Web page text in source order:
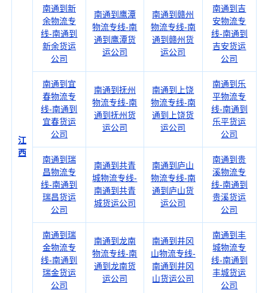
江
西
南通到新
余物流专
线-南通到
新余货运
公司
南通到鹰潭
物流专线-南
通到鹰潭货
运公司
南通到赣州
物流专线-南
通到赣州货
运公司
南通到吉
安物流专
线-南通到
吉安货运
公司
南通到宜
春物流专
线-南通到
宜春货运
公司
南通到抚州
物流专线-南
通到抚州货
运公司
南通到上饶
物流专线-南
通到上饶货
运公司
南通到乐
平物流专
线-南通到
乐平货运
公司
南通到瑞
昌物流专
线-南通到
瑞昌货运
公司
南通到共青
城物流专线-
南通到共青
城货运公司
南通到庐山
物流专线-南
通到庐山货
运公司
南通到贵
溪物流专
线-南通到
贵溪货运
公司
南通到瑞
金物流专
线-南通到
瑞金货运
公司
南通到龙南
物流专线-南
通到龙南货
运公司
南通到井冈
山物流专线-
南通到井冈
山货运公司
南通到丰
城物流专
线-南通到
丰城货运
公司